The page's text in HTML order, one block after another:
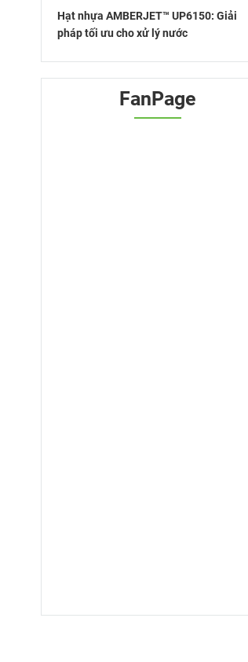
Hạt nhựa AMBERJET™ UP6150: Giải
pháp tối ưu cho xử lý nước
FanPage